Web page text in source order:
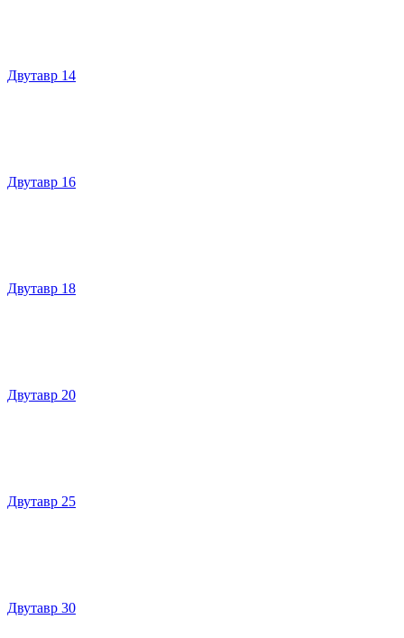
Двутавр 14
Двутавр 16
Двутавр 18
Двутавр 20
Двутавр 25
Двутавр 30